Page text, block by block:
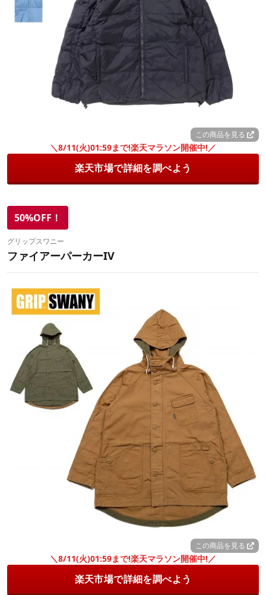
この商品を見る
＼8/11(火)01:59まで!楽天マラソン開催中!／
楽天市場で詳細を調べよう
50%OFF！
グリップスワニー
ファイアーパーカーIV
この商品を見る
＼8/11(火)01:59まで!楽天マラソン開催中!／
楽天市場で詳細を調べよう